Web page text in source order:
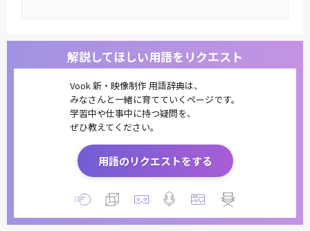
解説してほしい用語をリクエスト
Vook 新・映像制作 用語辞典は、
みなさんと一緒に育てていくページです。
学習中や仕事中に持つ疑問を、
ぜひ教えてください。
用語のリクエストをする